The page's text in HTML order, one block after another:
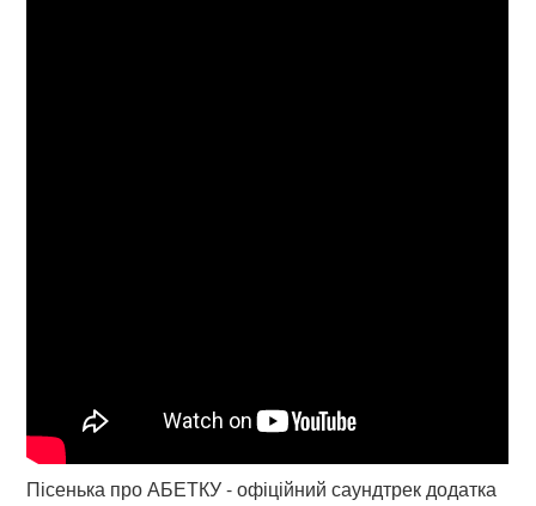
Пісенька про АБЕТКУ - офіційний саундтрек додатка